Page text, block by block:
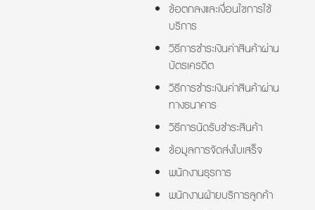
ข้อตกลงและเงื่อนไขการใช้
บริการ
วิธีการชำระเงินค่าสินค้าผ่าน
บัตรเครดิต
วิธีการชำระเงินค่าสินค้าผ่าน
ทางธนาคาร
วิธีการนัดรับชำระสินค้า
ข้อมูลการจัดส่งใบเสร็จ
พนักงานธุรการ
พนักงานฝ่ายบริการลูกค้า